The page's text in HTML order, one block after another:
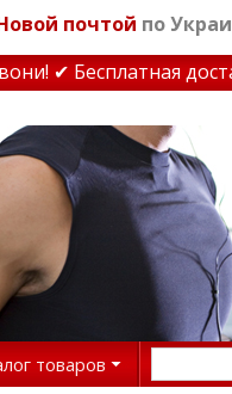
почтой по
✔ Бесплатная
товаров